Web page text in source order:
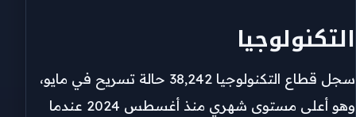
التكنولوجيا
سجل قطاع التكنولوجيا 38,242 حالة تسريح في مايو،
وهو أعلى مستوى شهري منذ أغسطس 2024 عندما